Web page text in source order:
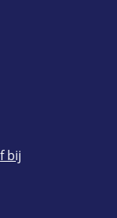
bij